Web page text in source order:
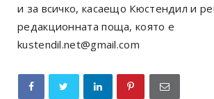
и за всичко, касаещо Кюстендил и
редакционната поща, която е
kustendil.net@gmail.com